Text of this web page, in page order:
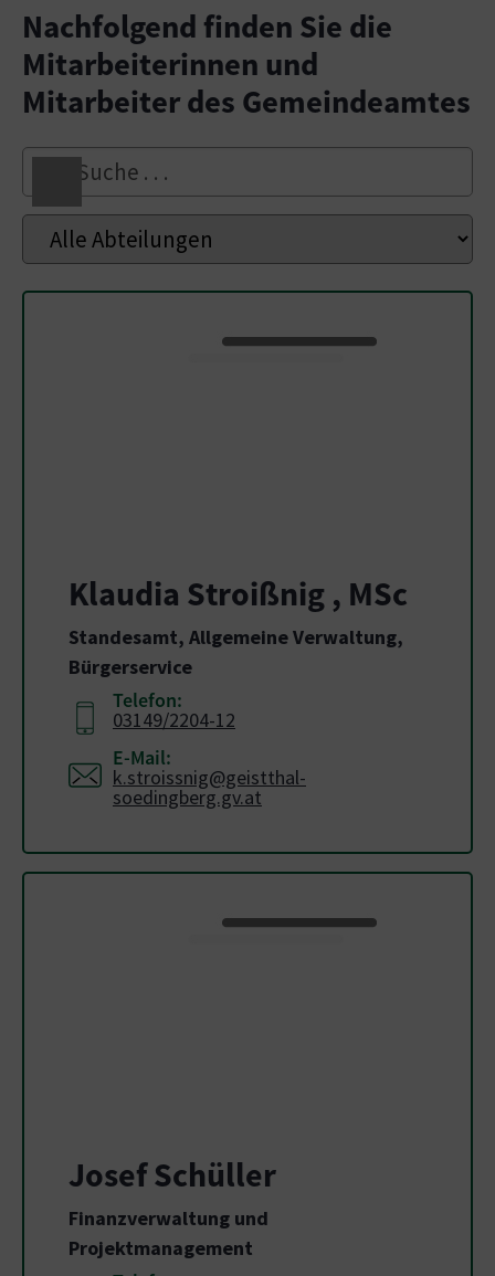
Nachfolgend finden Sie die
Mitarbeiterinnen und
Mitarbeiter des Gemeindeamtes
Klaudia Stroißnig , MSc
Standesamt, Allgemeine Verwaltung,
Bürgerservice
Telefon:
03149/2204-12
E-Mail:
k.stroissnig@geistthal-
soedingberg.gv.at
Josef Schüller
Finanzverwaltung und
Projektmanagement